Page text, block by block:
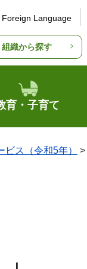
Foreign Language
組織から探す
育・子育て
ス（令和5年） >